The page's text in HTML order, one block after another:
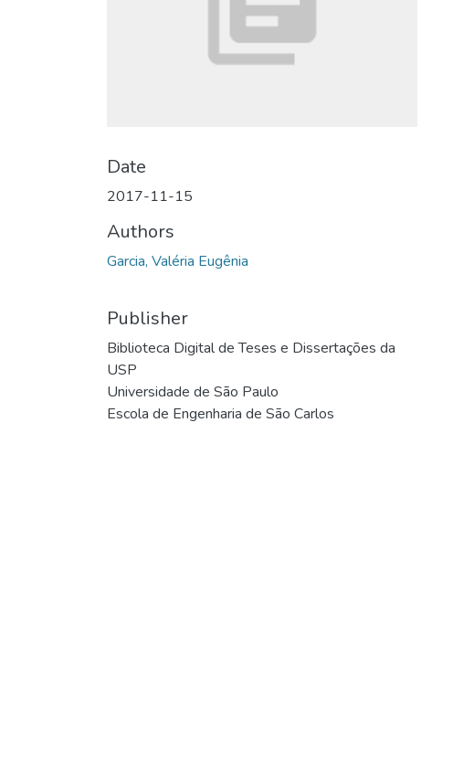
Date
2017-11-15
Authors
Garcia, Valéria Eugênia
Publisher
Biblioteca Digital de Teses e Dissertações da
USP
Universidade de São Paulo
Escola de Engenharia de São Carlos